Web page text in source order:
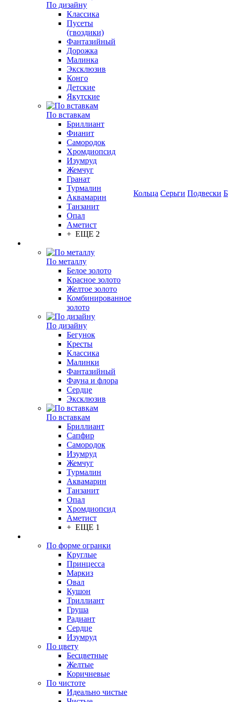
По дизайну
Классика
Пусеты
(гвоздики)
Фантазийный
Дорожка
Малинка
Эксклюзив
Конго
Детские
Якутские
По вставкам
Бриллиант
Фианит
Самородок
Хромдиопсид
Изумруд
Жемчуг
Гранат
Турмалин
Аквамарин
Танзанит
Опал
Аметист
+ ЕЩЕ 2
По металлу
Белое золото
Красное золото
Желтое золото
Комбинированное
золото
По дизайну
Бегунок
Кресты
Классика
Малинки
Фантазийный
Фауна и флора
Сердце
Эксклюзив
По вставкам
Бриллиант
Сапфир
Самородок
Изумруд
Жемчуг
Турмалин
Аквамарин
Танзанит
Опал
Хромдиопсид
Аметист
+ ЕЩЕ 1
По форме огранки
Круглые
Принцесса
Маркиз
Овал
Кушон
Триллиант
Груша
Радиант
Сердце
Изумруд
По цвету
Бесцветные
Желтые
Коричневые
По чистоте
Идеально чистые
Кольца Серьги Подвески